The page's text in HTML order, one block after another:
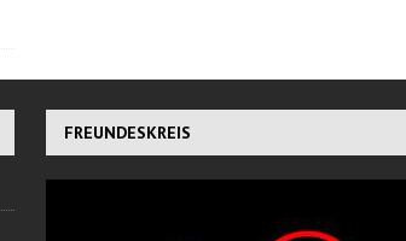
FREUNDESKREIS